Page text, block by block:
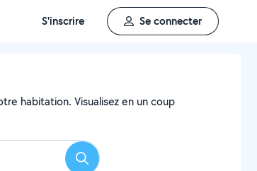
S'inscrire Se connecter
habitation. Visualisez en un coup
Rechercher